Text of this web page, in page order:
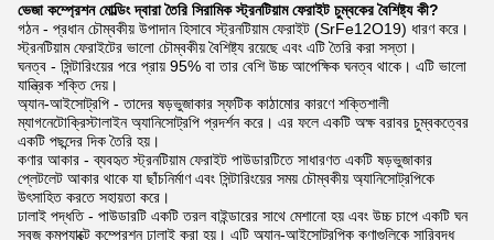
ভেজা কম্প্রেশন মোল্ডিং দ্বারা তৈরি সিরামিক স্ট্রনটিয়াম ফেরাইট চুম্বকের বৈশিষ্ট্য কী?
গঠন - প্রধান চৌম্বকীয় উপাদান হিসাবে স্ট্রনটিয়াম ফেরাইট (SrFe12O19) ধারণ করে।
স্ট্রনটিয়াম ফেরাইটের ভালো চৌম্বকীয় বৈশিষ্ট্য রয়েছে এবং এটি তৈরি করা সস্তা।
ঘনত্ব - সিন্টারিংয়ের পরে প্রায় 95% বা তার বেশি উচ্চ আপেক্ষিক ঘনত্ব থাকে। এটি ভালো
যান্ত্রিক শক্তি দেয়।
অ্যান-আইসোট্রপি - তাদের ষড়ভুজাকার স্ফটিক কাঠামোর কারণে শক্তিশালী
ম্যাগনেটোক্রিস্টালাইন অ্যানিসোট্রপি প্রদর্শন করে। এর ফলে একটি অক্ষ বরাবর চুম্বকত্বের
একটি পছন্দের দিক তৈরি হয়।
কণার আকার - ব্যবহৃত স্ট্রনটিয়াম ফেরাইট পাউডারটিতে সাধারণত একটি ষড়ভুজাকার
প্লেটলেট আকার থাকে যা ছাঁচনির্মাণ এবং সিন্টারিংয়ের সময় চৌম্বকীয় অ্যানিসোট্রপিকে
উৎসাহিত করতে সহায়তা করে।
ঢালাই পদ্ধতি - পাউডারটি একটি তরল বাইন্ডারের সাথে মেশানো হয় এবং উচ্চ চাপে একটি ঘন
সবুজ কমপ্যাক্টে কম্প্রেশন ঢালাই করা হয়। এটি অ্যান-আইসোট্রপিক কণাগুলিকে সারিবদ্ধ